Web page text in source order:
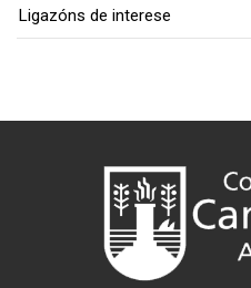
Ligazóns de interese